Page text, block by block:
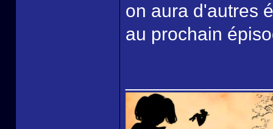
on aura d'autres
au prochain